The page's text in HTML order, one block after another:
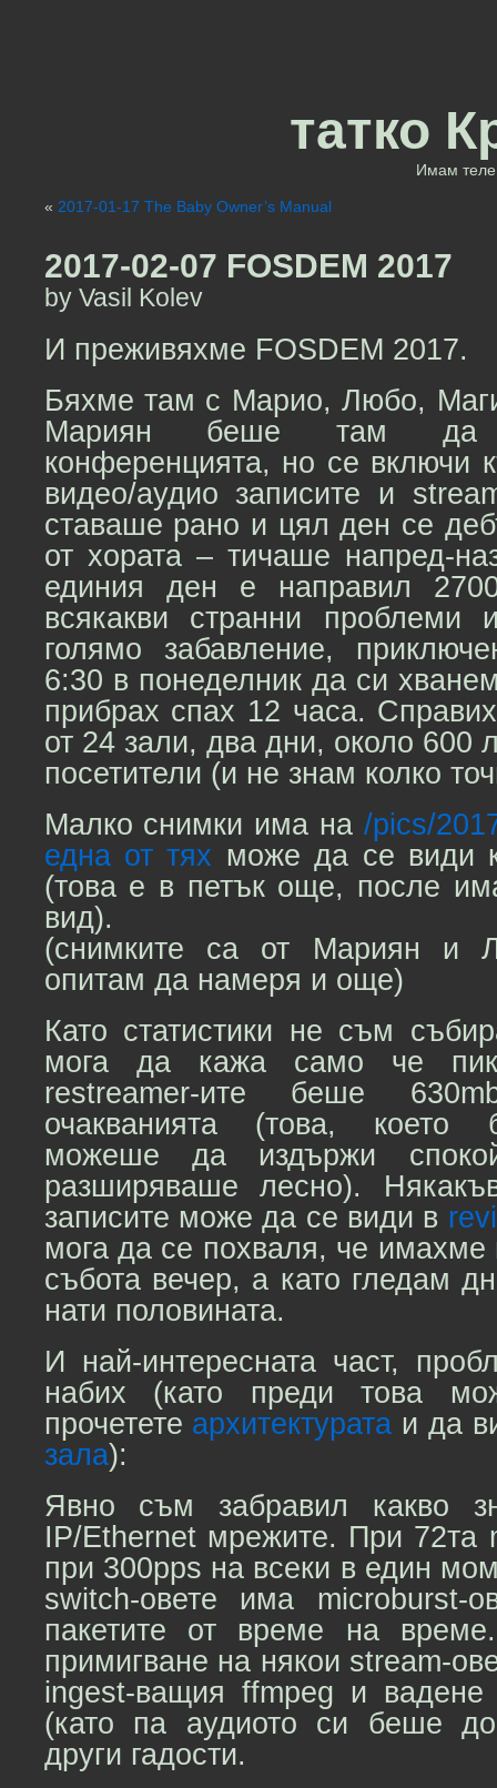
татко
Имам теле
« 2017-01-17 The Baby Owner’s Manual
2017-02-07 FOSDEM 2017
by Vasil Kolev
И преживяхме FOSDEM 2017.
Бяхме там с Марио, Любо,
Мариян беше там да
конференцията, но се включи
видео/аудио записите и
ставаше рано и цял ден се
от хората – тичаше напред-
единия ден е направил
всякакви странни
голямо забавление,
6:30 в понеделник да си
прибрах спах 12 часа.
от 24 зали, два дни, около 600
посетители (и не знам колко
Малко снимки има на /pics/
една от тях може да се види
(това е в петък още, после
вид).
(снимките са от Мариян и
опитам да намеря и още)
Като статистики не съм
мога да кажа само че
restreamer-ите беше
очакванията (това, което
можеше да издържи
разширяваше лесно).
записите може да се види в
мога да се похваля, че имахме
събота вечер, а като гледам
нати половината.
И най-интересната част,
набих (като преди това
прочетете архитектурата и да
зала):
Явно съм забравил какво
IP/Ethernet мрежите. При 72та
при 300pps на всеки в един
switch-овете има microburst-
пакетите от време на
примигване на някои stream-
ingest-ващия ffmpeg и
(като па аудиото си беше
други гадости.